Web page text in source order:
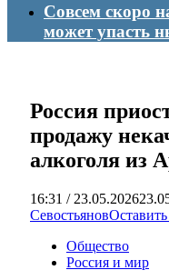
Совсем скоро
может упасть
Россия
продажу
алкоголя из
16:31 / 23.05.2026
Севостьянов
Общество
Россия и мир